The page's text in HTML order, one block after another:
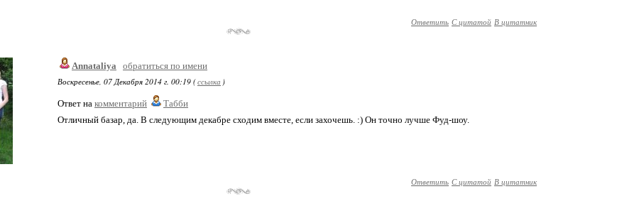
Ответить С цитатой В цитатник
Annataliya
обратиться по имени
Воскресенье, 07 Декабря 2014 г. 00:19 (ссылка )
Ответ на комментарий
Табби
Отличный базар, да. В следующим декабре сходим вместе, если захочешь. :) Он точно лучше Фуд-шоу.
Ответить С цитатой В цитатник